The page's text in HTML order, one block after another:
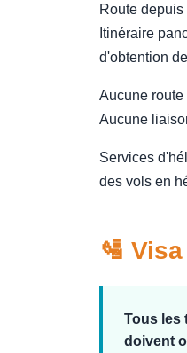
Route
Itinéraire
d'obtention
Aucune
Aucune
Services
des vols en
🛂
Tous les
doivent